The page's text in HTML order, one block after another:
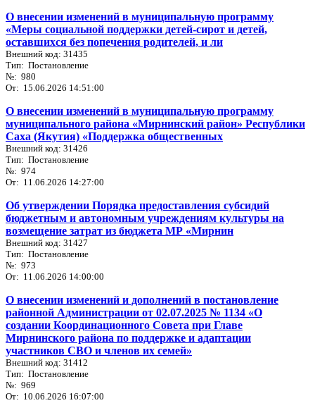
О внесении изменений в муниципальную программу
«Меры социальной поддержки детей-сирот и детей,
оставшихся без попечения родителей, и ли
Внешний код: 31435
Тип: Постановление
№: 980
От: 15.06.2026 14:51:00
О внесении изменений в муниципальную программу
муниципального района «Мирнинский район» Республики
Саха (Якутия) «Поддержка общественных
Внешний код: 31426
Тип: Постановление
№: 974
От: 11.06.2026 14:27:00
Об утверждении Порядка предоставления субсидий
бюджетным и автономным учреждениям культуры на
возмещение затрат из бюджета МР «Мирнин
Внешний код: 31427
Тип: Постановление
№: 973
От: 11.06.2026 14:00:00
О внесении изменений и дополнений в постановление
районной Администрации от 02.07.2025 № 1134 «О
создании Координационного Совета при Главе
Мирнинского района по поддержке и адаптации
участников СВО и членов их семей»
Внешний код: 31412
Тип: Постановление
№: 969
От: 10.06.2026 16:07:00